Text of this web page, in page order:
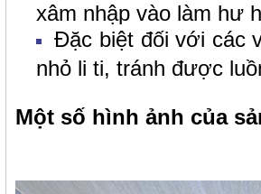
xâm nhập vào làm hư
Đặc biệt đối với các
nhỏ li ti, tránh được
Một số hình ảnh của